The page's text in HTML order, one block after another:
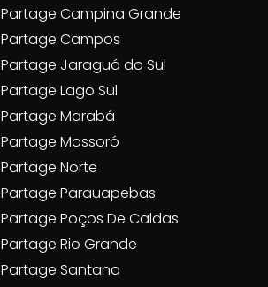
Partage Campina Grande
Partage Campos
Partage Jaraguá do Sul
Partage Lago Sul
Partage Marabá
Partage Mossoró
Partage Norte
Partage Parauapebas
Partage Poços De Caldas
Partage Rio Grande
Partage Santana